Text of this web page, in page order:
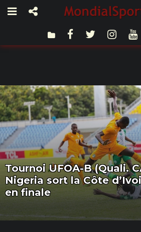
Tournoi UFOA-B (Quali.
Nigeria sort la Côte
en finale